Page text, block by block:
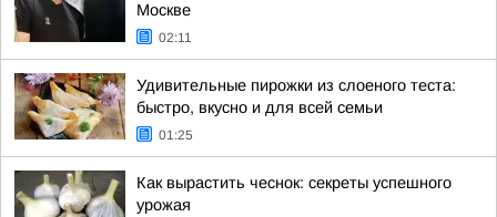
Москве
02:11
Удивительные пирожки из слоеного теста:
быстро, вкусно и для всей семьи
01:25
Как вырастить чеснок: секреты успешного
урожая